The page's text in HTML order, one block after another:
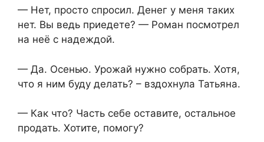
— Нет, просто спросил. Денег у меня таких
нет. Вы ведь приедете? — Роман посмотрел
на неё с надеждой.
— Да. Осенью. Урожай нужно собрать. Хотя,
что я ним буду делать? – вздохнула Татьяна.
— Как что? Часть себе оставите, остальное
продать. Хотите, помогу?